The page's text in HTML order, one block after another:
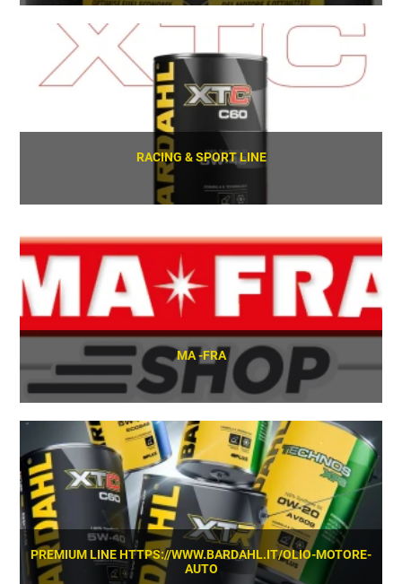
SCOPRI
RACING & SPORT LINE
MA -FRA
SCOPRI
PREMIUM LINE HTTPS://WWW.BARDAHL.IT/OLIO-MOTORE-
AUTO